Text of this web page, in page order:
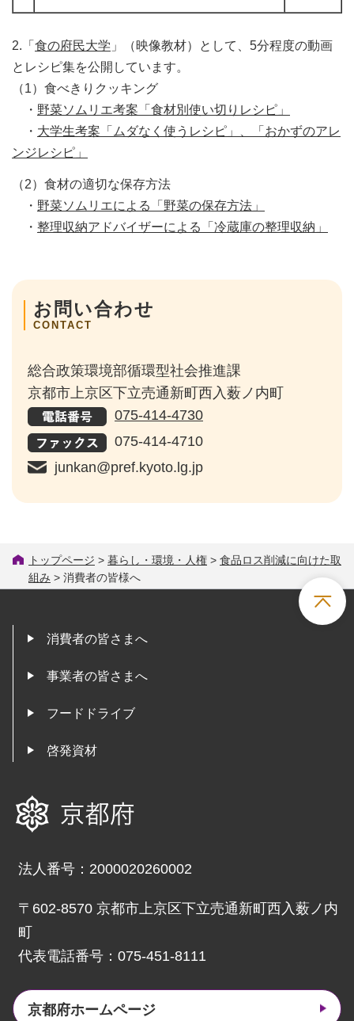
2.「 食の府民大学 」（映像教材）として、5分程度の動画
とレシピ集を公開しています。
（1）食べきりクッキング
・ 野菜ソムリエ考案「食材別使い切りレシピ」
・ 大学生考案「ムダなく使うレシピ」、「おかずのアレ
ンジレシピ」
（2）食材の適切な保存方法
・ 野菜ソムリエによる「野菜の保存方法」
・ 整理収納アドバイザーによる「冷蔵庫の整理収納」
お問い合わせ
CONTACT
総合政策環境部循環型社会推進課
京都市上京区下立売通新町西入薮ノ内町
075-414-4730
075-414-4710
junkan@pref.kyoto.lg.jp
トップページ > 暮らし・環境・人権 > 食品ロス削減に向けた取
組み > 消費者の皆様へ
消費者の皆さまへ
事業者の皆さまへ
フードドライブ
啓発資材
京都府
法人番号：2000020260002
〒602-8570 京都市上京区下立売通新町西入薮ノ内
町
代表電話番号：075-451-8111
京都府ホームページ